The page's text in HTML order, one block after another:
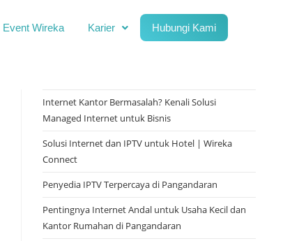
Event Wireka Karier Hubungi Kami
Internet Kantor Bermasalah? Kenali Solusi
Managed Internet untuk Bisnis
Solusi Internet dan IPTV untuk Hotel | Wireka
Connect
Penyedia IPTV Terpercaya di Pangandaran
Pentingnya Internet Andal untuk Usaha Kecil dan
Kantor Rumahan di Pangandaran